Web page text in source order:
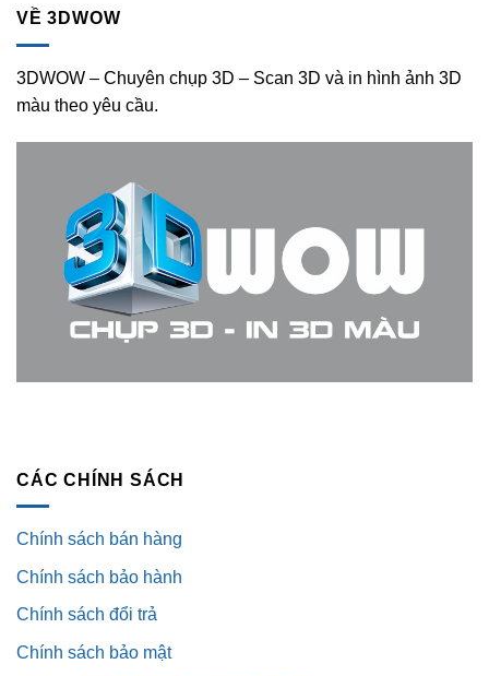
VỀ 3DWOW
3DWOW – Chuyên chụp 3D – Scan 3D và in hình ảnh 3D
màu theo yêu cầu.
CÁC CHÍNH SÁCH
Chính sách bán hàng
Chính sách bảo hành
Chính sách đổi trả
Chính sách bảo mật